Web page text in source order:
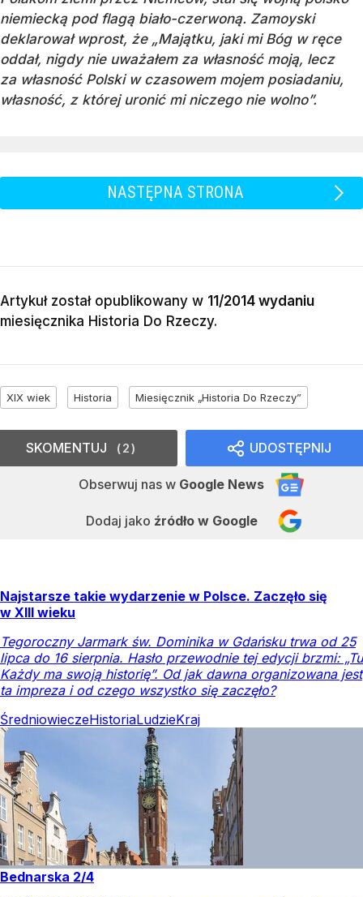
niemiecką pod flagą biało-czerwoną. Zamoyski
deklarował wprost, że „Majątku, jaki mi Bóg w ręce
oddał, nigdy nie uważałem za własność moją, lecz
za własność Polski w czasowem mojem posiadaniu,
własność, z której uronić mi niczego nie wolno”.
NASTĘPNA STRONA
Artykuł został opublikowany w 11/2014 wydaniu
miesięcznika Historia Do Rzeczy.
XIX wiek Historia Miesięcznik „Historia Do Rzeczy”
UDOSTĘPNIJ
Obserwuj nas w Google News
Dodaj jako źródło w Google
SKOMENTUJ 2
Najstarsze takie wydarzenie w Polsce. Zaczęło się
w XIII wieku
Tegoroczny Jarmark św. Dominika w Gdańsku trwa od 25
lipca do 16 sierpnia. Hasło przewodnie tej edycji brzmi: „Tu
Każdy ma swoją historię”. Od jak dawna organizowana jest
ta impreza i od czego wszystko się zaczęło?
ŚredniowieczeHistoriaLudzieKraj
Bednarska 2/4